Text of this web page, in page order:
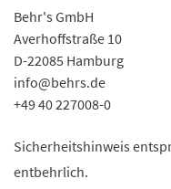
Behr's GmbH
Averhoffstraße 10
D-22085 Hamburg
info@behrs.de
+49 40 227008-0
Sicherheitshinweis
entbehrlich.